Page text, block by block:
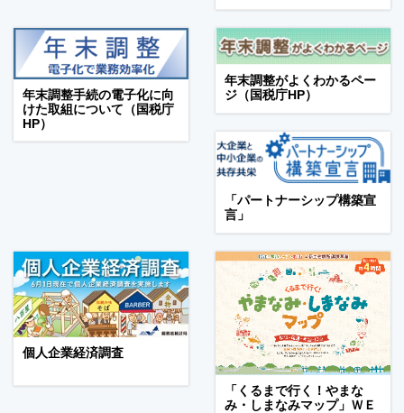
年末調整手続の電子化に向
けた取組について（国税庁
HP）
年末調整がよくわかるペー
ジ（国税庁HP）
「パートナーシップ構築宣
言」
個人企業経済調査
「くるまで行く！やまな
み・しまなみマップ」ＷＥ